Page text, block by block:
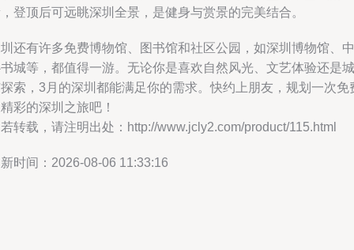
登顶后可远眺深圳全景，是健身与赏景的完美结合。
还有许多免费博物馆、图书馆和社区公园，如深圳博物馆、中
城等，都值得一游。无论你是喜欢自然风光、文艺体验还是城
索，3月的深圳都能满足你的需求。快约上朋友，规划一次免
彩的深圳之旅吧！
转载，请注明出处：http://www.jcly2.com/product/115.html
时间：2026-08-06 11:33:16